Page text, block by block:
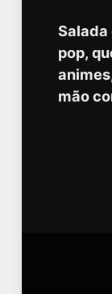
Salada
pop,
mão